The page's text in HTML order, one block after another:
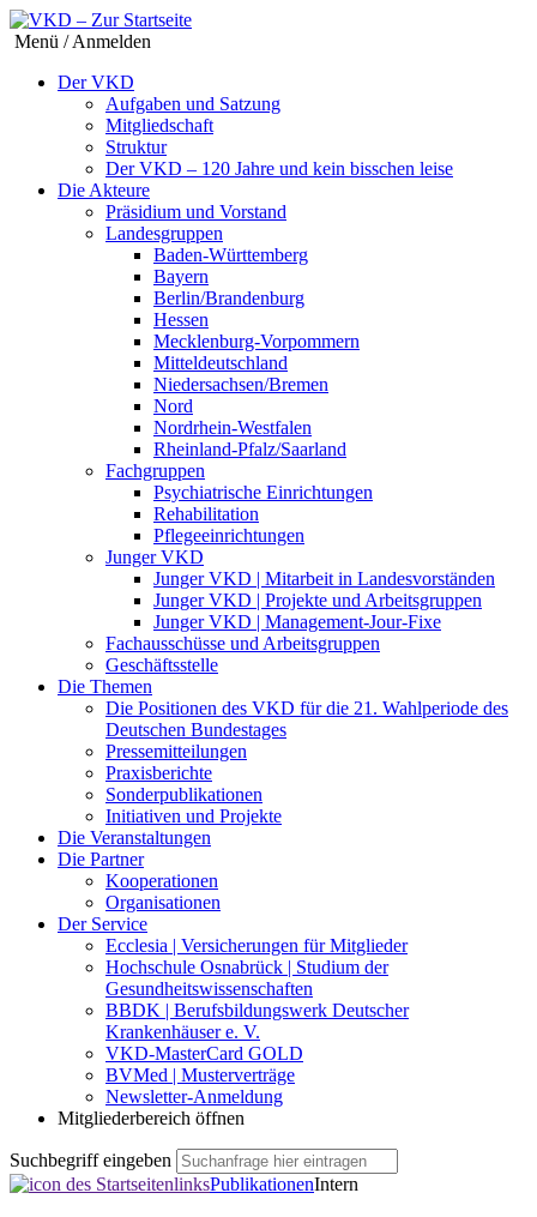
Menü / Anmelden
Der VKD
Aufgaben und Satzung
Mitgliedschaft
Struktur
Der VKD – 120 Jahre und kein bisschen leise
Die Akteure
Präsidium und Vorstand
Landesgruppen
Baden-Württemberg
Bayern
Berlin/Brandenburg
Hessen
Mecklenburg-Vorpommern
Mitteldeutschland
Niedersachsen/Bremen
Nord
Nordrhein-Westfalen
Rheinland-Pfalz/Saarland
Fachgruppen
Psychiatrische Einrichtungen
Rehabilitation
Pflegeeinrichtungen
Junger VKD
Junger VKD | Mitarbeit in Landesvorständen
Junger VKD | Projekte und Arbeitsgruppen
Junger VKD | Management-Jour-Fixe
Fachausschüsse und Arbeitsgruppen
Geschäftsstelle
Die Themen
Die Positionen des VKD für die 21. Wahlperiode des
Deutschen Bundestages
Pressemitteilungen
Praxisberichte
Sonderpublikationen
Initiativen und Projekte
Die Veranstaltungen
Die Partner
Kooperationen
Organisationen
Der Service
Ecclesia | Versicherungen für Mitglieder
Hochschule Osnabrück | Studium der
Gesundheitswissenschaften
BBDK | Berufsbildungswerk Deutscher
Krankenhäuser e. V.
VKD-MasterCard GOLD
BVMed | Musterverträge
Newsletter-Anmeldung
Mitgliederbereich öffnen
Suchbegriff eingeben
PublikationenIntern